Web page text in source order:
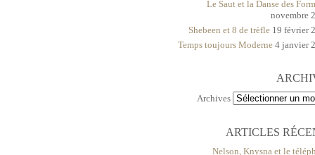
Le Saut et la Danse des
novembre
Shebeen et 8 de trèfle 19 février
Temps toujours Moderne 4 janvier
Archives
ARTICLES
Nelson, Knysna et le